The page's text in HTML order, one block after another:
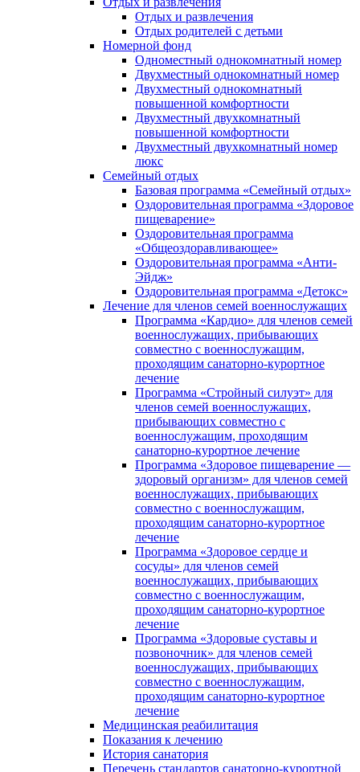
Отдых и развлечения
Отдых родителей с детьми
Номерной фонд
Одноместный однокомнатный номер
Двухместный однокомнатный номер
Двухместный однокомнатный
повышенной комфортности
Двухместный двухкомнатный
повышенной комфортности
Двухместный двухкомнатный номер
люкс
Семейный отдых
Базовая программа «Семейный отдых»
Оздоровительная программа «Здоровое
пищеварение»
Оздоровительная программа
«Общеоздоравливающее»
Оздоровительная программа «Анти-
Эйдж»
Оздоровительная программа «Детокс»
Лечение для членов семей военнослужащих
Программа «Кардио» для членов семей
военнослужащих, прибывающих
совместно с военнослужащим,
проходящим санаторно-курортное
лечение
Программа «Стройный силуэт» для
членов семей военнослужащих,
прибывающих совместно с
военнослужащим, проходящим
санаторно-курортное лечение
Программа «Здоровое пищеварение —
здоровый организм» для членов семей
военнослужащих, прибывающих
совместно с военнослужащим,
проходящим санаторно-курортное
лечение
Программа «Здоровое сердце и
сосуды» для членов семей
военнослужащих, прибывающих
совместно с военнослужащим,
проходящим санаторно-курортное
лечение
Программа «Здоровые суставы и
позвоночник» для членов семей
военнослужащих, прибывающих
совместно с военнослужащим,
проходящим санаторно-курортное
лечение
Медицинская реабилитация
Показания к лечению
История санатория
Перечень стандартов санаторно-курортной